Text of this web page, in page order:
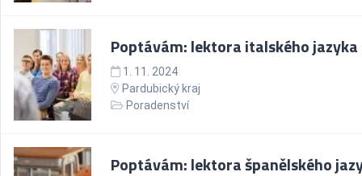
Poptávám: lektora italského jazyka
1. 11. 2024
Pardubický kraj
Poradenství
Poptávám: lektora španělského